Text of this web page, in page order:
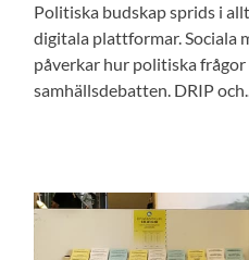
Politiska budskap sprids i
digitala plattformar. Sociala
påverkar hur politiska
samhällsdebatten. DRIP